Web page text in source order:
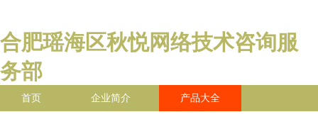
合肥瑶海区秋悦网络技术咨询服
务部
首页 企业简介 产品大全